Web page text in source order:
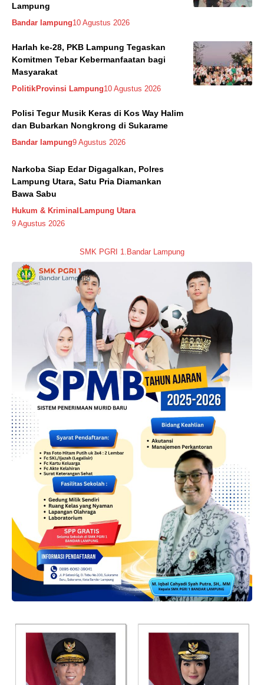
Lampung
Bandar lampung10 Agustus 2026
Harlah ke-28, PKB Lampung Tegaskan
Komitmen Tebar Kebermanfaatan bagi
Masyarakat
PolitikProvinsi Lampung10 Agustus 2026
Polisi Tegur Musik Keras di Kos Way Halim
dan Bubarkan Nongkrong di Sukarame
Bandar lampung9 Agustus 2026
Narkoba Siap Edar Digagalkan, Polres
Lampung Utara, Satu Pria Diamankan
Bawa Sabu
Hukum & KriminalLampung Utara
9 Agustus 2026
SMK PGRI 1.Bandar Lampung